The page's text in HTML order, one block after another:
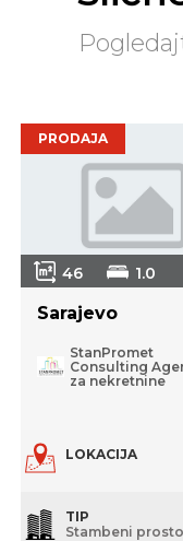
PRODAJA
46 1.0
Sarajevo
StanPromet
Consulting
za nekretnine
LOKACIJA
TIP
Stambeni